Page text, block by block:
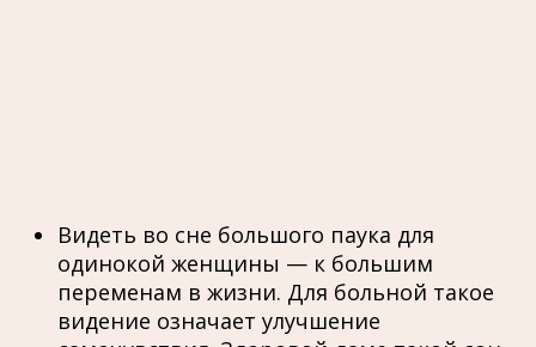
Видеть во сне большого паука для
одинокой женщины — к большим
переменам в жизни. Для больной такое
видение означает улучшение